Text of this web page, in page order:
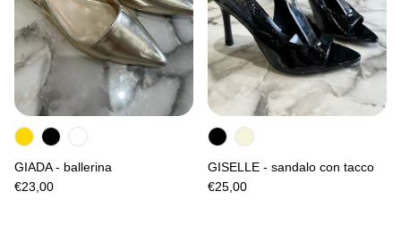
GIADA - ballerina
€23,00
GISELLE - sandalo con tacco
€25,00